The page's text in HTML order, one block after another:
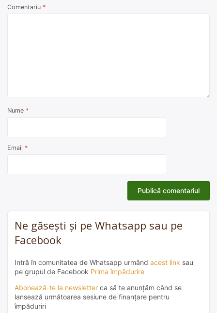
Comentariu *
Nume *
Email *
Ne găsești și pe Whatsapp sau pe
Facebook
Intră în comunitatea de Whatsapp urmând acest link sau
pe grupul de Facebook Prima împădurire
Abonează-te la newsletter ca să te anunțăm când se
lansează următoarea sesiune de finanțare pentru
împăduriri